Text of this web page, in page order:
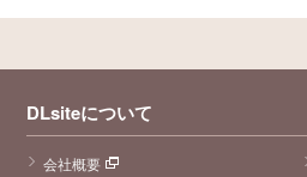
DLsiteについて
会社概要